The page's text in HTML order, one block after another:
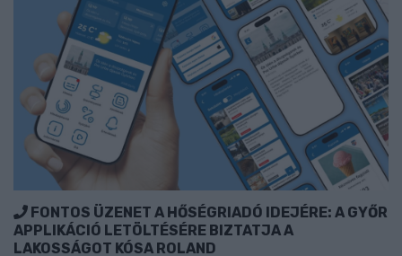
FONTOS ÜZENET A HŐSÉGRIADÓ IDEJÉRE: A GYŐR
APPLIKÁCIÓ LETÖLTÉSÉRE BIZTATJA A
LAKOSSÁGOT KÓSA ROLAND